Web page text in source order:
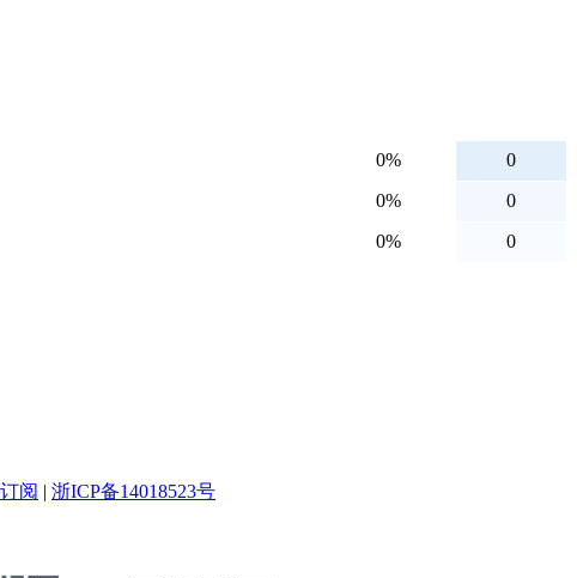
0%
0
0%
0
0% 0
阅 | 浙ICP备14018523号